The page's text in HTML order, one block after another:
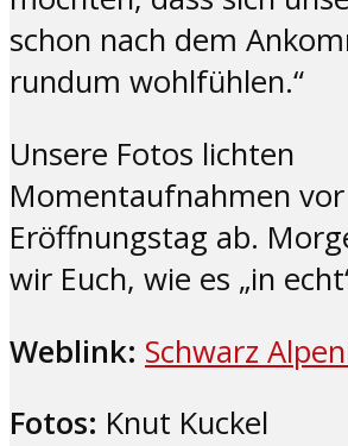
schon nach dem
rundum wohlfühlen.“
Unsere Fotos lichten
Momentaufnahmen
Eröffnungstag ab.
wir Euch, wie es „in
Weblink: Schwarz
Fotos: Knut Kuckel